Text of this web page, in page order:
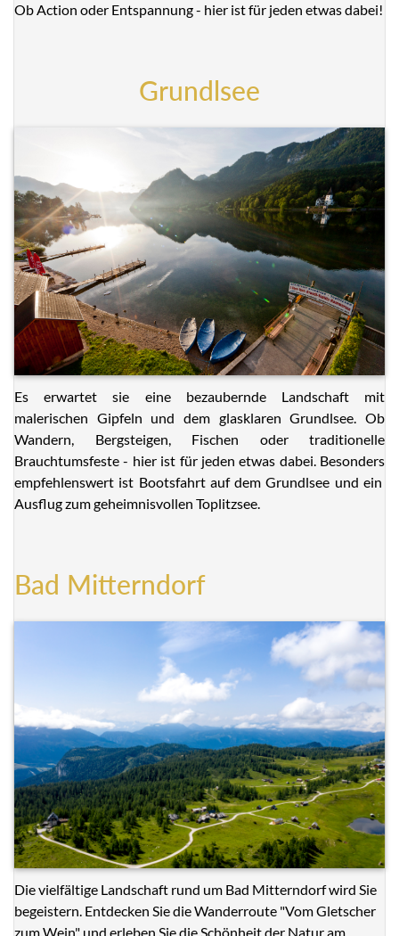
Ob Action oder Entspannung - hier ist für jeden etwas dabei!
Grundlsee
Es erwartet sie eine bezaubernde Landschaft mit
malerischen Gipfeln und dem glasklaren Grundlsee. Ob
Wandern, Bergsteigen, Fischen oder traditionelle
Brauchtumsfeste - hier ist für jeden etwas dabei. Besonders
empfehlenswert ist Bootsfahrt auf dem Grundlsee und ein
Ausflug zum geheimnisvollen Toplitzsee.
Bad Mitterndorf
Die vielfältige Landschaft rund um Bad Mitterndorf wird Sie
begeistern. Entdecken Sie die Wanderroute "Vom Gletscher
zum Wein" und erleben Sie die Schönheit der Natur am